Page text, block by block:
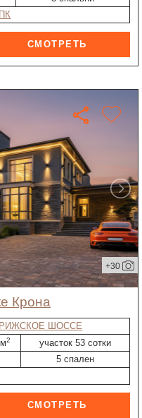
+30
Крона
ШОССЕ
2
участок 53 сотки
5 спален